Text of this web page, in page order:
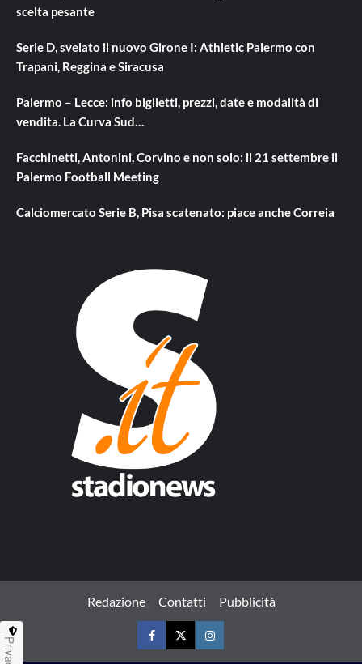
scelta pesante
Serie D, svelato il nuovo Girone I: Athletic Palermo con
Trapani, Reggina e Siracusa
Palermo – Lecce: info biglietti, prezzi, date e modalità di
vendita. La Curva Sud…
Facchinetti, Antonini, Corvino e non solo: il 21 settembre il
Palermo Football Meeting
Calciomercato Serie B, Pisa scatenato: piace anche Correia
Redazione Contatti Pubblicità
FacebookTwitterInstagram
Privacy